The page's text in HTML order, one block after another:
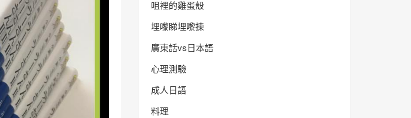
咀裡的雞蛋殼
埋嚟睇埋嚟揀
廣東話vs日本語
心理測驗
成人日語
料理